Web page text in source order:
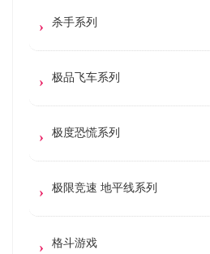
杀手系列
极品飞车系列
极度恐慌系列
极限竞速 地平线系列
格斗游戏